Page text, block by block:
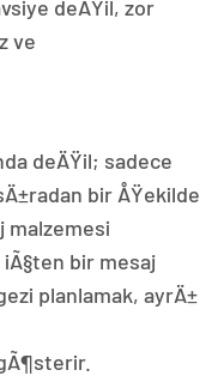
deÄŸil, zor
ve
deÄŸil; sadece
bir ÅŸekilde
malzemesi
bir mesaj
planlamak, ayrÄ±